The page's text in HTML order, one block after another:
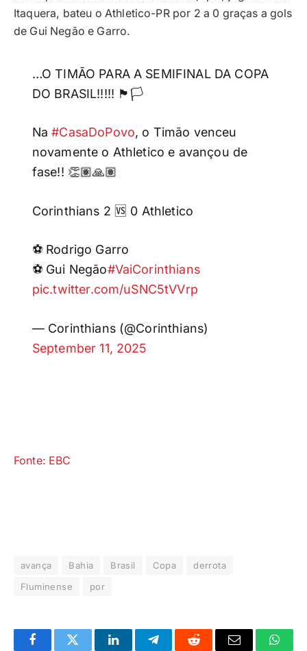
Itaquera, bateu o Athletico-PR por 2 a 0 graças a gols
de Gui Negão e Garro.
…O TIMÃO PARA A SEMIFINAL DA COPA
DO BRASIL!!!!! 🏴🏳️
Na#CasaDoPovo, o Timão venceu
novamente o Athletico e avançou de
fase!! 👏🏽🙏🏽
Corinthians 2 🆚 0 Athletico
⚽ Rodrigo Garro
⚽ Gui Negão#VaiCorinthians
pic.twitter.com/uSNC5tVVrp
— Corinthians (@Corinthians)
September 11, 2025
Fonte: EBC
avança Bahia Brasil Copa
derrota
Fluminense
por